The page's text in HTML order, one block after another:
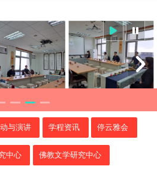
与演讲 学程资讯 停云雅会
中心 佛教文学研究中心